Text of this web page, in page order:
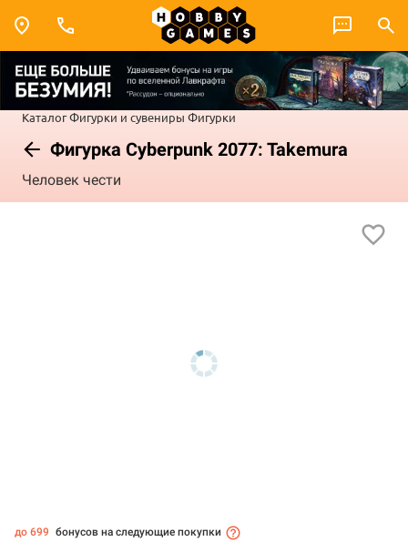
КаталогФигурки и сувениры Фигурки
Фигурка Cyberpunk 2077: Takemura
Человек чести
до 699 бонусов на следующие покупки